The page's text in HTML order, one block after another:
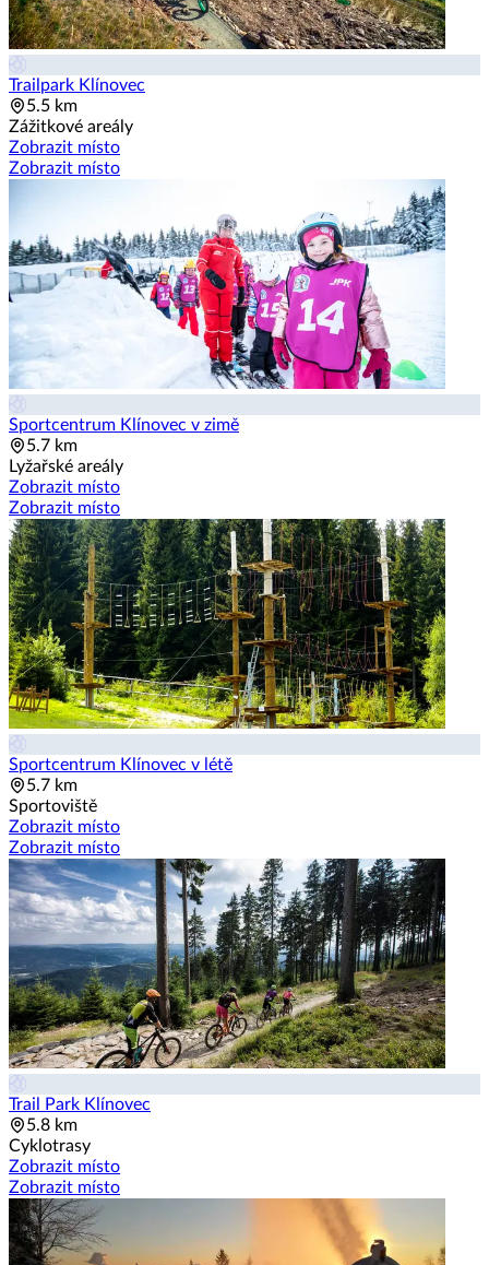
Trailpark Klínovec
5.5 km
Zážitkové areály
Zobrazit místo
Zobrazit místo
Sportcentrum Klínovec v zimě
5.7 km
Lyžařské areály
Zobrazit místo
Zobrazit místo
Sportcentrum Klínovec v létě
5.7 km
Sportoviště
Zobrazit místo
Zobrazit místo
Trail Park Klínovec
5.8 km
Cyklotrasy
Zobrazit místo
Zobrazit místo